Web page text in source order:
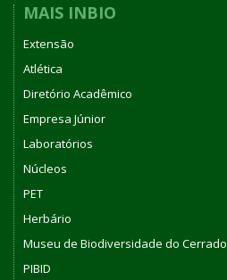
MAIS INBIO
Extensão
Atlética
Diretório Acadêmico
Empresa Júnior
Laboratórios
Núcleos
PET
Herbário
Museu de Biodiversidade do Cerrado
PIBID